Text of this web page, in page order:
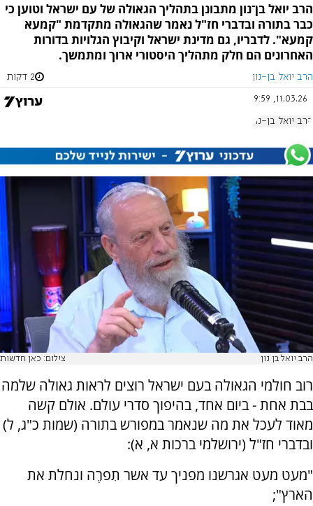
הרב יואל בן־נון מתבונן בתהליך הגאולה של עם ישראל וטוען כי
כבר בתורה ובדברי חז"ל נאמר שהגאולה מתקדמת "קמעא
קמעא". לדבריו, גם מדינת ישראל וקיבוץ הגלויות בדורות
האחרונים הם חלק מתהליך היסטורי ארוך ומתמשך.
הרב יואל בן-נון 2 דקות
11.03.26, 9:59
הרב יואל בן-נון
הרב יואל בן נון צילום: כאן חדשות
רוב חולמי הגאולה בעם ישראל רוצים לראות גאולה שלמה
בבת אחת - ביום אחד, בהיפוך סדרי עולם. אולם קשה
מאוד לעכל את מה שנאמר במפורש בתורה (שמות כ"ג, ל)
ובדברי חז"ל (ירושלמי ברכות א, א):
"מעט מעט אגרשנו מפניך עד אשר תִפרֶה ונחלת את
הארץ";